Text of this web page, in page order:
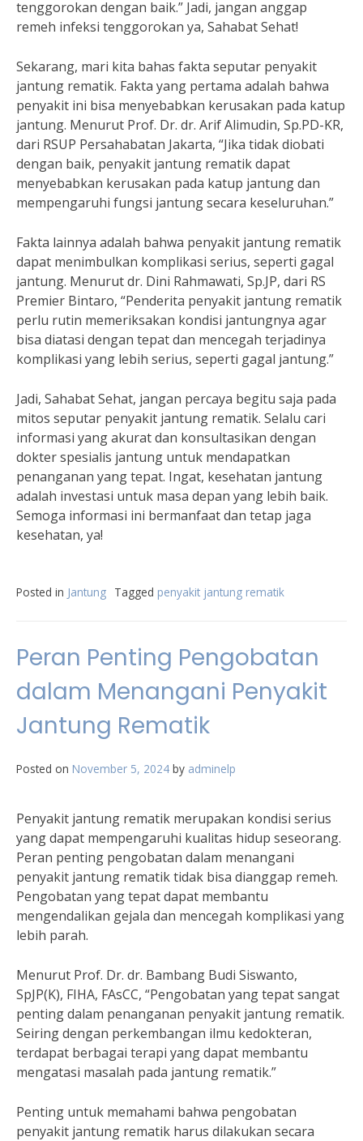
tenggorokan dengan baik.” Jadi, jangan anggap
remeh infeksi tenggorokan ya, Sahabat Sehat!
Sekarang, mari kita bahas fakta seputar penyakit
jantung rematik. Fakta yang pertama adalah bahwa
penyakit ini bisa menyebabkan kerusakan pada katup
jantung. Menurut Prof. Dr. dr. Arif Alimudin, Sp.PD-KR,
dari RSUP Persahabatan Jakarta, “Jika tidak diobati
dengan baik, penyakit jantung rematik dapat
menyebabkan kerusakan pada katup jantung dan
mempengaruhi fungsi jantung secara keseluruhan.”
Fakta lainnya adalah bahwa penyakit jantung rematik
dapat menimbulkan komplikasi serius, seperti gagal
jantung. Menurut dr. Dini Rahmawati, Sp.JP, dari RS
Premier Bintaro, “Penderita penyakit jantung rematik
perlu rutin memeriksakan kondisi jantungnya agar
bisa diatasi dengan tepat dan mencegah terjadinya
komplikasi yang lebih serius, seperti gagal jantung.”
Jadi, Sahabat Sehat, jangan percaya begitu saja pada
mitos seputar penyakit jantung rematik. Selalu cari
informasi yang akurat dan konsultasikan dengan
dokter spesialis jantung untuk mendapatkan
penanganan yang tepat. Ingat, kesehatan jantung
adalah investasi untuk masa depan yang lebih baik.
Semoga informasi ini bermanfaat dan tetap jaga
kesehatan, ya!
Posted in Jantung Tagged penyakit jantung rematik
Peran Penting Pengobatan
dalam Menangani Penyakit
Jantung Rematik
Posted on November 5, 2024 by adminelp
Penyakit jantung rematik merupakan kondisi serius
yang dapat mempengaruhi kualitas hidup seseorang.
Peran penting pengobatan dalam menangani
penyakit jantung rematik tidak bisa dianggap remeh.
Pengobatan yang tepat dapat membantu
mengendalikan gejala dan mencegah komplikasi yang
lebih parah.
Menurut Prof. Dr. dr. Bambang Budi Siswanto,
SpJP(K), FIHA, FAsCC, “Pengobatan yang tepat sangat
penting dalam penanganan penyakit jantung rematik.
Seiring dengan perkembangan ilmu kedokteran,
terdapat berbagai terapi yang dapat membantu
mengatasi masalah pada jantung rematik.”
Penting untuk memahami bahwa pengobatan
penyakit jantung rematik harus dilakukan secara